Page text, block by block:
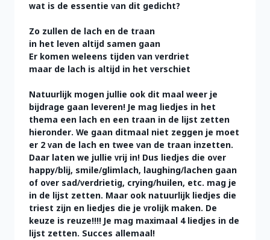
wat is de essentie van dit gedicht?
Zo zullen de lach en de traan
in het leven altijd samen gaan
Er komen weleens tijden van verdriet
maar de lach is altijd in het verschiet
Natuurlijk mogen jullie ook dit maal weer je
bijdrage gaan leveren! Je mag liedjes in het
thema een lach en een traan in de lijst zetten
hieronder. We gaan ditmaal niet zeggen je moet
er 2 van de lach en twee van de traan inzetten.
Daar laten we jullie vrij in! Dus liedjes die over
happy/blij, smile/glimlach, laughing/lachen gaan
of over sad/verdrietig, crying/huilen, etc. mag je
in de lijst zetten. Maar ook natuurlijk liedjes die
triest zijn en liedjes die je vrolijk maken. De
keuze is reuze!!!! Je mag maximaal 4 liedjes in de
lijst zetten. Succes allemaal!